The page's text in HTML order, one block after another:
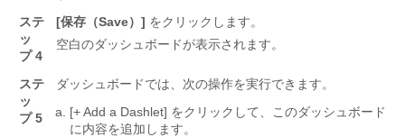
ステ
ッ
プ 4
[保存（Save）] をクリックします。
空白のダッシュボードが表示されます。
ステ
ッ
プ 5
ダッシュボードでは、次の操作を実行できます。
[+ Add a Dashlet] をクリックして、このダッシュボード
に内容を追加します。